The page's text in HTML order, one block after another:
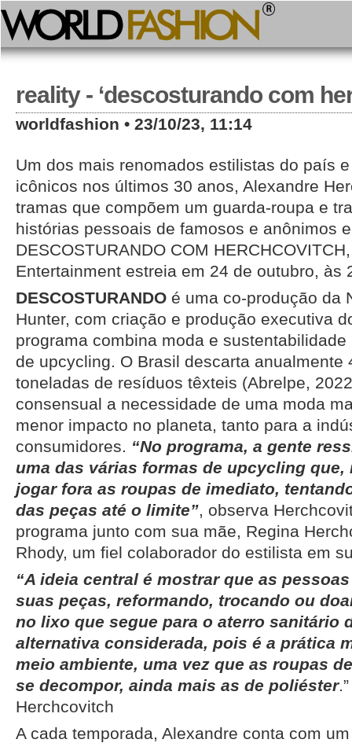
reality - ‘descosturando com
worldfashion • 23/10/23, 11:14
Um dos mais renomados estilistas do país
icônicos nos últimos 30 anos, Alexandre
tramas que compõem um guarda-roupa e
histórias pessoais de famosos e anônimos
DESCOSTURANDO COM
Entertainment estreia em 24 de outubro, às
DESCOSTURANDO é uma co-produção da
Hunter, com criação e produção executiva
programa combina moda e
de upcycling. O Brasil descarta anualmente
toneladas de resíduos têxteis (Abrelpe,
consensual a necessidade de uma moda
menor impacto no planeta, tanto para a
consumidores. “No programa, a gente
uma das várias formas de upcycling que,
jogar fora as roupas de imediato,
das peças até o limite”, observa
programa junto com sua mãe, Regina
Rhody, um fiel colaborador do estilista em
“A ideia central é mostrar que as
suas peças, reformando, trocando ou
no lixo que segue para o aterro sanitário
alternativa considerada, pois é a prática
meio ambiente, uma vez que as roupas
se decompor, ainda mais as de poliéster
Herchcovitch
A cada temporada, Alexandre conta com